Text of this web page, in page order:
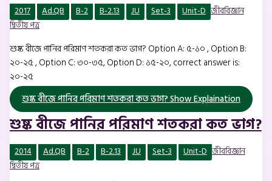
2017 Ad.QB B-2 B-2.13 JU Set-3 Unit-D জীববিজ্ঞান
দ্বিতীয় পত্র
শুষ্ক বীজে পানির পরিমাণ শতকরা কত ভাগ? Option A: ৫-১০ , Option B:
২০-২৫ , Option C: ৩০-৩৫, Option D: ১৫-২০, correct answer is:
২০-২৫
শুষ্ক বীজে পানির পরিমাণ শতকরা কত ভাগ?Show Explaination
শুষ্ক বীজে পানির পরিমাণ শতকরা কত ভাগ?
2014 Ad.QB B-2 B-2.13 JU Set-3 Unit-D জীববিজ্ঞান
দ্বিতীয় পত্র